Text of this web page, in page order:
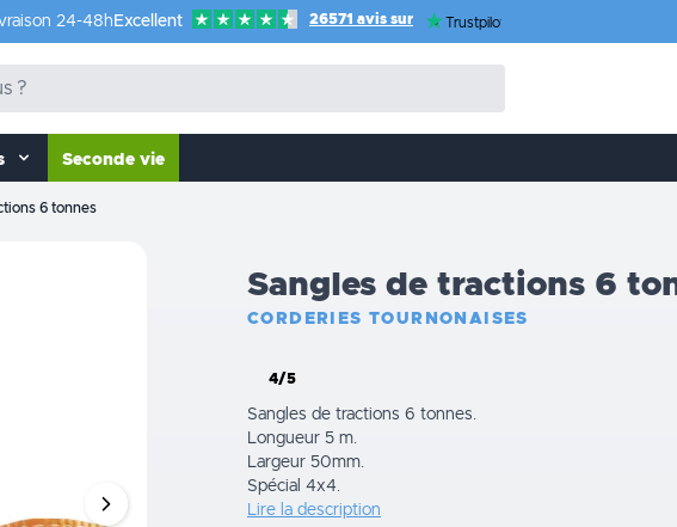
24-48h Excellent 26571 avis sur Trustpilot
Seconde vie
6 tonnes
Sangles de tractions 6
CORDERIES TOURNONAISES
4/5
Sangles de tractions 6 tonnes.
Longueur 5 m.
Largeur 50mm.
Spécial 4x4.
Lire la description